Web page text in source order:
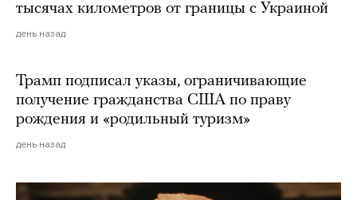
тысячах километров от границы с Украиной
день назад
Трамп подписал указы, ограничивающие
получение гражданства США по праву
рождения и «родильный туризм»
день назад